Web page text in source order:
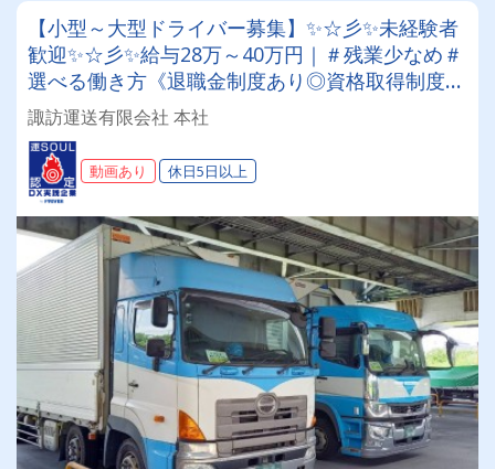
【小型～大型ドライバー募集】✨☆彡✨未経験者
歓迎✨☆彡✨給与28万～40万円｜＃残業少なめ＃
選べる働き方《退職金制度あり◎資格取得制度
◎》定着率抜群の安定企業で正社員として働きま
せんか？
諏訪運送有限会社 本社
動画あり 休日5日以上